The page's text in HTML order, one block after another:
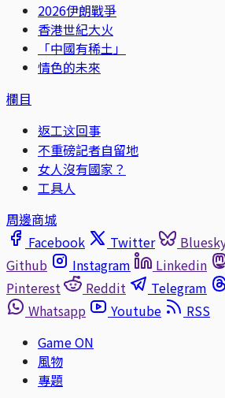
2026伊朗戰爭
香港世紀大火
「中國有稀土」
情色的未來
欄目
返工这回事
不重磅記者自留地
女人沒有國家？
工具人
周邊商城
Facebook
Twitter
Github
Instagram Linkedin
Pinterest
Reddit Telegram
Whatsapp
Youtube
RSS
Game ON
風物
專題